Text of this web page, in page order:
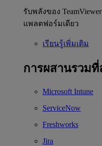
รับพลังของ
แพลตฟอร์มเดียว
เรียนรู้เพิ่มเติม
การผสานรวม
Microsoft Intune
ServiceNow
Freshworks
Jira